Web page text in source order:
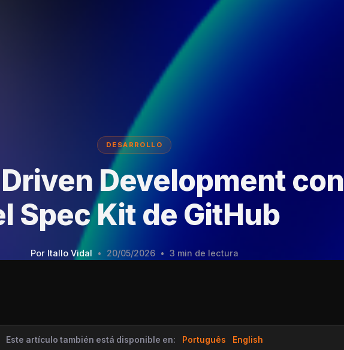
DESARROLLO
Development con
Spec Kit de GitHub
Por Itallo Vidal • 20/05/2026 • 3 min de lectura
Este artículo también está disponible en: Português English